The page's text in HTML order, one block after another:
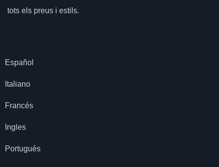
tots els preus i estils.
Español
Italiano
Francés
Ingles
Portugués